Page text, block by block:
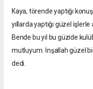
Kaya, törende yaptığı
yıllarda yaptığı güzel
Bende bu yıl bu güzide
mutluyum. İnşallah güzel
dedi.